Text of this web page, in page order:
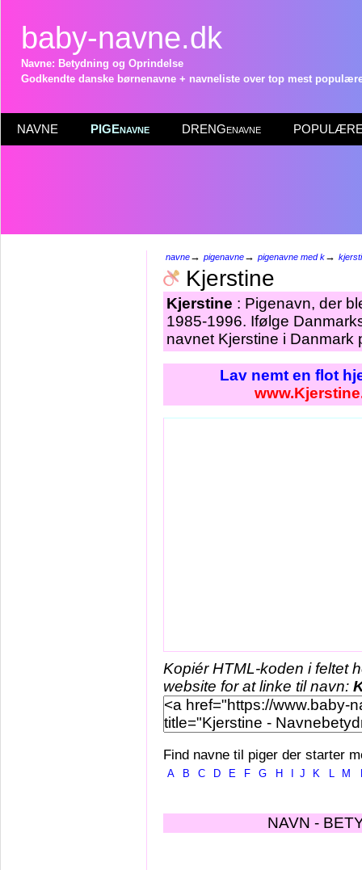
baby-navne.dk
Navne: Betydning og Oprindelse
Godkendte danske børnenavne + navneliste over top mest
NAVNE PIGEnavne DRENGenavne POPULÆRE
navne→ pigenavne→ pigenavne med k→
Kjerstine
Kjerstine : Pigenavn, der
1985-1996. Ifølge
navnet Kjerstine i Danmark
Lav nemt en flot
Kopiér HTML-koden i feltet
website for at linke til navn:
Find navne til piger der starter
A B C D E F G H J K L M
NAVN -